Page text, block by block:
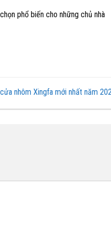
phổ biến cho những chủ nhà
cửa nhôm Xingfa mới nhất năm